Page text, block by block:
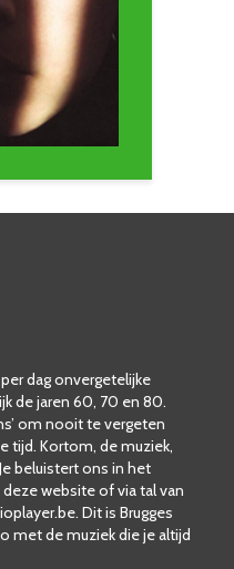
dag onvergetelijke
de jaren 60, 70 en 80.
om nooit te vergeten
tijd. Kortom, de muziek,
beluistert ons in het
deze website of via tal van
Dit is Brugges
met de muziek die je altijd